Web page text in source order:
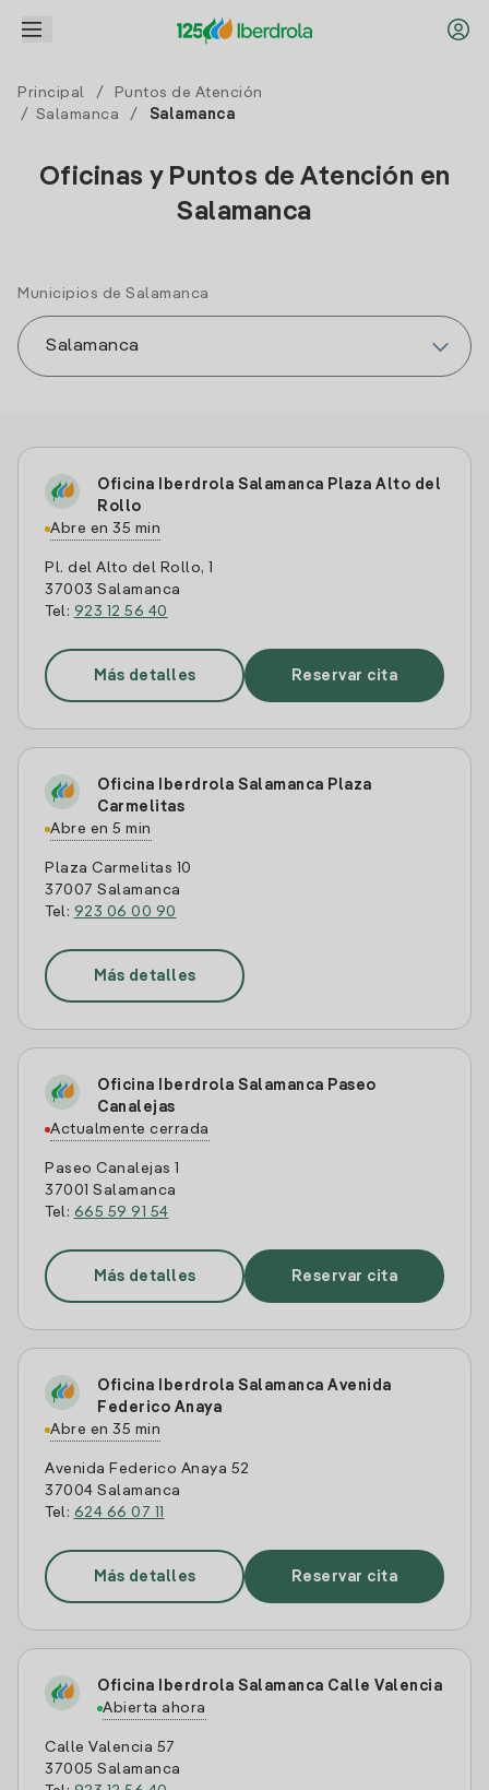
Principal /
Puntos de Atención
/ Salamanca / Salamanca
Oficinas y Puntos de Atención en
Salamanca
Municipios de Salamanca
Oficina Iberdrola Salamanca Plaza Alto del
Rollo
Abre en 35 min
Pl. del Alto del Rollo, 1
37003 Salamanca
Tel: 923 12 56 40
Más detalles Reservar cita
Oficina Iberdrola Salamanca Plaza
Carmelitas
Abre en 5 min
Plaza Carmelitas 10
37007 Salamanca
Tel: 923 06 00 90
Más detalles
Oficina Iberdrola Salamanca Paseo
Canalejas
Actualmente cerrada
Paseo Canalejas 1
37001 Salamanca
Tel: 665 59 91 54
Más detalles Reservar cita
Oficina Iberdrola Salamanca Avenida
Federico Anaya
Abre en 35 min
Avenida Federico Anaya 52
37004 Salamanca
Tel: 624 66 07 11
Más detalles Reservar cita
Oficina Iberdrola Salamanca Calle Valencia
Abierta ahora
Calle Valencia 57
37005 Salamanca